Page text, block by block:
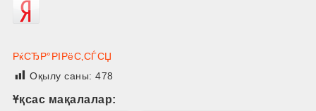
РќСЂР°РІРёС‚СЃСЏ
Оқылу саны:478
Ұқсас мақалалар: